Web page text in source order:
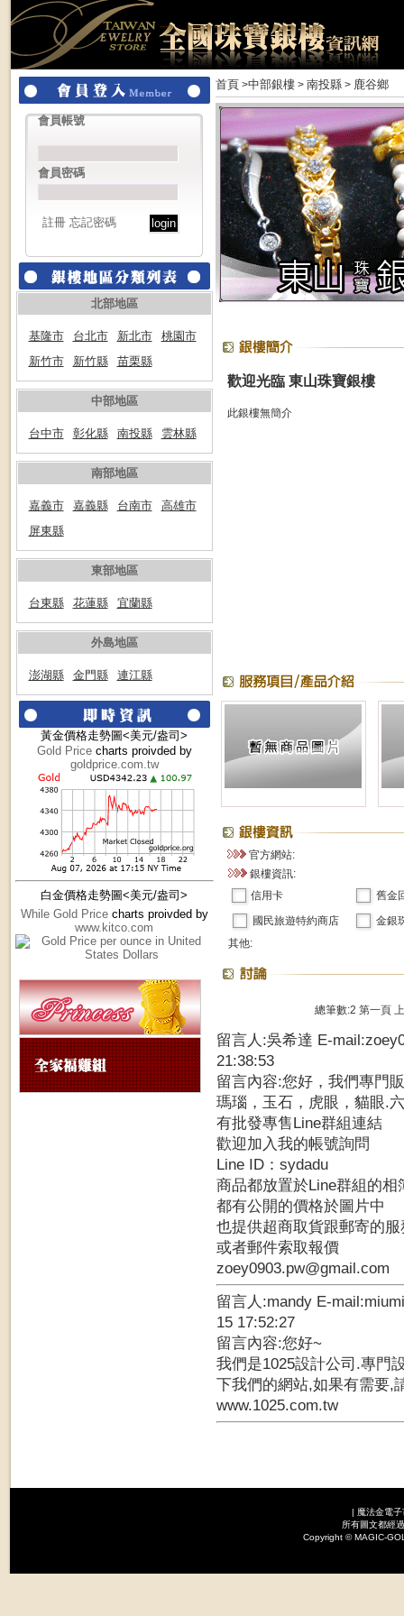
會員帳號
會員密碼
註冊 忘記密碼
北部地區
基隆市 台北市 新北市
桃園市
新竹市
新竹縣 苗栗縣
中部地區
台中市 彰化縣 南投縣 雲林縣
南部地區
嘉義市 嘉義縣 台南市
高雄市
屏東縣
東部地區
台東縣 花蓮縣 宜蘭縣
外島地區
澎湖縣 金門縣 連江縣
黃金價格走勢圖<美元/盎司>
Gold Pricecharts proivded by
goldprice.com.tw
白金價格走勢圖<美元/盎司>
While Gold Pricecharts proivded by
www.kitco.com
首頁 >中部銀樓> 南投縣> 鹿谷鄉
歡迎光臨 東山珠寶銀樓
此銀樓無簡介
官方網站:
銀樓資訊:
信用卡
舊金
國民旅遊特約商店
金銀
其他:
總筆數:2 第一頁
留言人:吳希達 E-
21:38:53
留言內容:您好，我們專門
瑪瑙，玉石，虎眼，貓眼.
有批發專售Line群組連結
歡迎加入我的帳號詢問
Line ID：sydadu
商品都放置於Line群組的相
都有公開的價格於圖片中
也提供超商取貨跟郵寄的服
或者郵件索取報價
zoey0903.pw@gmail.com
留言人:mandy E-
15 17:52:27
留言內容:您好~
我們是1025設計公司.專門
下我們的網站,如果有需要,
www.1025.com.tw
| 魔法金電
所有圖文都經
Copyright © MAGIC-